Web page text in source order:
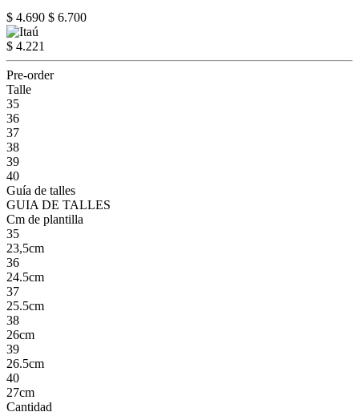
$ 4.690 $ 6.700
$ 4.221
Pre-order
Talle
35
36
37
38
39
40
Guía de talles
GUIA DE TALLES
Cm de plantilla
35
23,5cm
36
24.5cm
37
25.5cm
38
26cm
39
26.5cm
40
27cm
Cantidad